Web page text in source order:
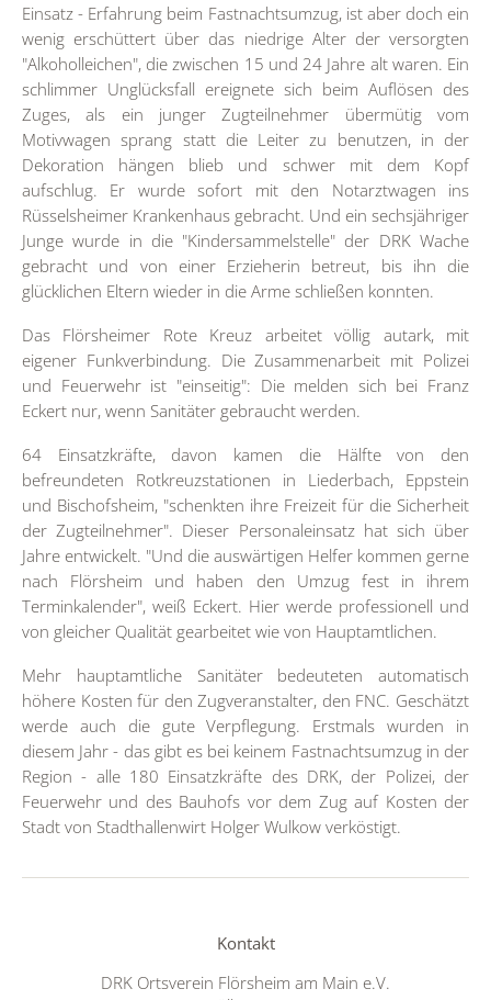
Einsatz - Erfahrung beim Fastnachtsumzug, ist aber doch ein
wenig erschüttert über das niedrige Alter der versorgten
"Alkoholleichen", die zwischen 15 und 24 Jahre alt waren. Ein
schlimmer Unglücksfall ereignete sich beim Auflösen des
Zuges, als ein junger Zugteilnehmer übermütig vom
Motivwagen sprang statt die Leiter zu benutzen, in der
Dekoration hängen blieb und schwer mit dem Kopf
aufschlug. Er wurde sofort mit den Notarztwagen ins
Rüsselsheimer Krankenhaus gebracht. Und ein sechsjähriger
Junge wurde in die "Kindersammelstelle" der DRK Wache
gebracht und von einer Erzieherin betreut, bis ihn die
glücklichen Eltern wieder in die Arme schließen konnten.
Das Flörsheimer Rote Kreuz arbeitet völlig autark, mit
eigener Funkverbindung. Die Zusammenarbeit mit Polizei
und Feuerwehr ist "einseitig": Die melden sich bei Franz
Eckert nur, wenn Sanitäter gebraucht werden.
64 Einsatzkräfte, davon kamen die Hälfte von den
befreundeten Rotkreuzstationen in Liederbach, Eppstein
und Bischofsheim, "schenkten ihre Freizeit für die Sicherheit
der Zugteilnehmer". Dieser Personaleinsatz hat sich über
Jahre entwickelt. "Und die auswärtigen Helfer kommen gerne
nach Flörsheim und haben den Umzug fest in ihrem
Terminkalender", weiß Eckert. Hier werde professionell und
von gleicher Qualität gearbeitet wie von Hauptamtlichen.
Mehr hauptamtliche Sanitäter bedeuteten automatisch
höhere Kosten für den Zugveranstalter, den FNC. Geschätzt
werde auch die gute Verpflegung. Erstmals wurden in
diesem Jahr - das gibt es bei keinem Fastnachtsumzug in der
Region - alle 180 Einsatzkräfte des DRK, der Polizei, der
Feuerwehr und des Bauhofs vor dem Zug auf Kosten der
Stadt von Stadthallenwirt Holger Wulkow verköstigt.
Kontakt
DRK Ortsverein Flörsheim am Main e.V.